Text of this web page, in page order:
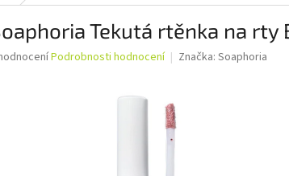
Tekutá rtěnka na
Podrobnosti hodnocení Značka: Soaphoria